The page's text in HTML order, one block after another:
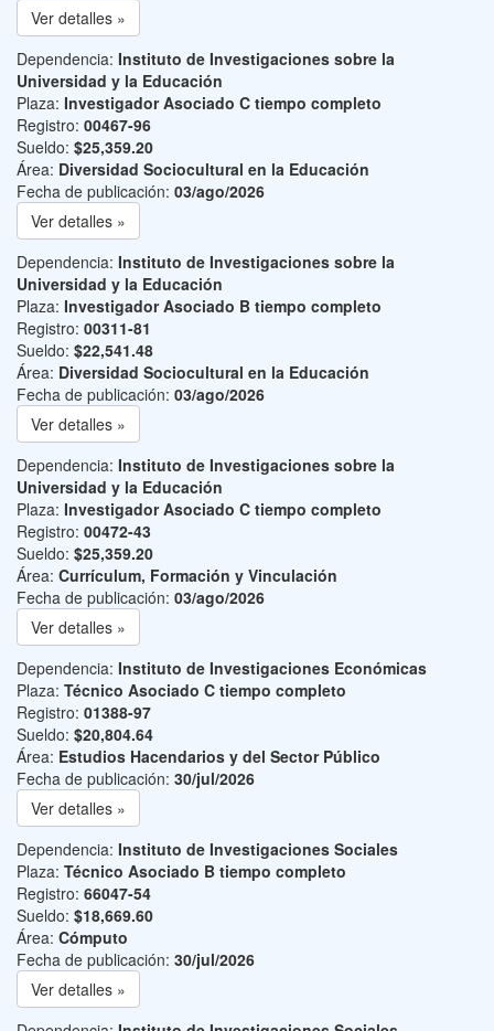
Ver detalles »
Dependencia: Instituto de Investigaciones sobre la
Universidad y la Educación
Plaza: Investigador Asociado C tiempo completo
Registro: 00467-96
Sueldo: $25,359.20
Área: Diversidad Sociocultural en la Educación
Fecha de publicación: 03/ago/2026
Ver detalles »
Dependencia: Instituto de Investigaciones sobre la
Universidad y la Educación
Plaza: Investigador Asociado B tiempo completo
Registro: 00311-81
Sueldo: $22,541.48
Área: Diversidad Sociocultural en la Educación
Fecha de publicación: 03/ago/2026
Ver detalles »
Dependencia: Instituto de Investigaciones sobre la
Universidad y la Educación
Plaza: Investigador Asociado C tiempo completo
Registro: 00472-43
Sueldo: $25,359.20
Área: Currículum, Formación y Vinculación
Fecha de publicación: 03/ago/2026
Ver detalles »
Dependencia: Instituto de Investigaciones Económicas
Plaza: Técnico Asociado C tiempo completo
Registro: 01388-97
Sueldo: $20,804.64
Área: Estudios Hacendarios y del Sector Público
Fecha de publicación: 30/jul/2026
Ver detalles »
Dependencia: Instituto de Investigaciones Sociales
Plaza: Técnico Asociado B tiempo completo
Registro: 66047-54
Sueldo: $18,669.60
Área: Cómputo
Fecha de publicación: 30/jul/2026
Ver detalles »